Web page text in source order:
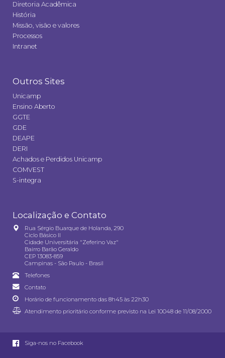
Diretoria Acadêmica
História
Missão, visão e valores
Processos
Intranet
Outros Sites
Unicamp
Ensino Aberto
GGTE
GDE
DEAPE
DERI
Achados e Perdidos Unicamp
COMVEST
S-integra
Localização e Contato
Rua Sérgio Buarque de Holanda, 290
Ciclo Básico II
Cidade Universitária "Zeferino Vaz"
Bairro Barão Geraldo
CEP 13083-859
Campinas - São Paulo - Brasil
Telefones
Contato
Horário de funcionamento das 8h45 às 22h30
Atendimento prioritário conforme previsto na Lei 10048 de 11/08/2000
Siga-nos no Facebook